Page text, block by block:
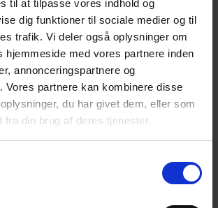
til at tilpasse vores indhold og
dig funktioner til sociale medier og til
trafik. Vi deler også oplysninger om
hjemmeside med vores partnere inden
annonceringspartnere og
Vores partnere kan kombinere disse
du har givet dem, eller som
fra din brug af deres tjenester.
her
op?
professionel hegnsmontage
tilbud fra din lokale Poda-partner.
monterer vi hegn
have hegn til landbrug eller i naturen, til
i haven, så kan du trygt lade Poda stå